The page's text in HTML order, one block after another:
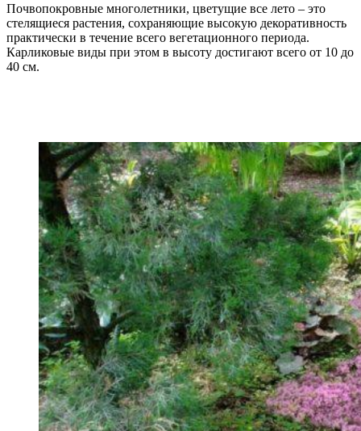
Почвопокровные многолетники, цветущие все лето – это
стелящиеся растения, сохраняющие высокую декоративность
практически в течение всего вегетационного периода.
Карликовые виды при этом в высоту достигают всего от 10 до
40 см.